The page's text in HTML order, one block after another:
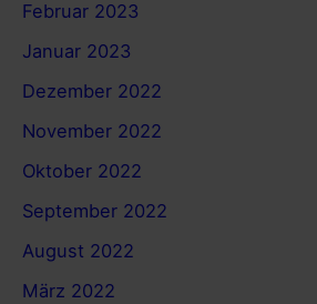
Februar 2023
Januar 2023
Dezember 2022
November 2022
Oktober 2022
September 2022
August 2022
März 2022